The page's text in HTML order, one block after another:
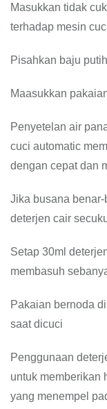
Masukkan tidak
terhadap mesin
Pisahkan baju
Maasukkan
Penyetelan air
cuci automatic
dengan cepat dan
Jika busana
deterjen cair
Setap 30ml
membasuh
Pakaian bernoda
saat dicuci
Penggunaan
untuk memberikan
yang menempel